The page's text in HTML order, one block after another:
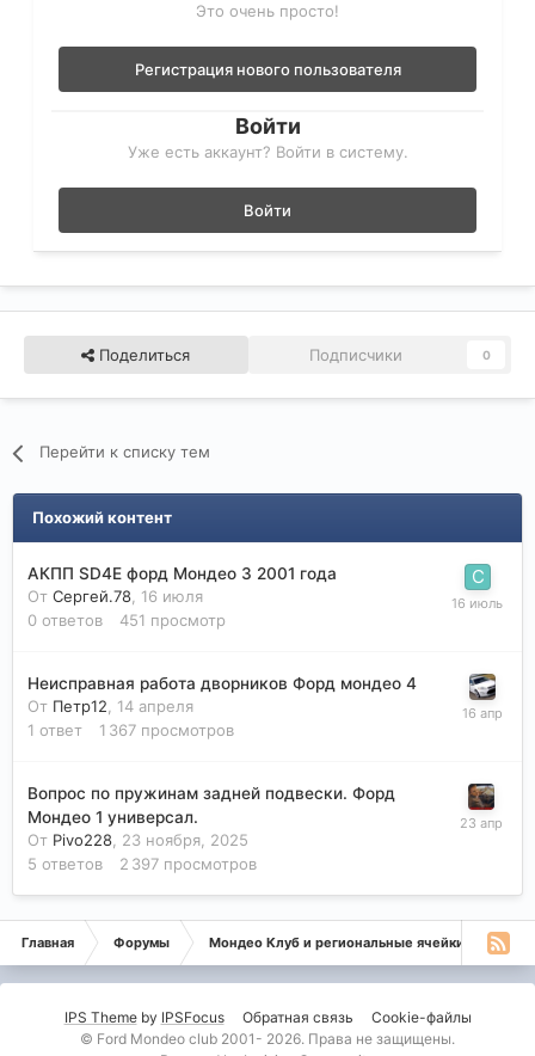
Это очень просто!
Регистрация нового пользователя
Войти
Уже есть аккаунт? Войти в систему.
Войти
Поделиться Подписчики 0
Перейти к списку тем
Похожий контент
АКПП SD4E форд Мондео 3 2001 года
От Сергей.78, 16 июля
0 ответов 451 просмотр
Неисправная работа дворников Форд мондео 4
От Петр12, 14 апреля
1 ответ 1 367 просмотров
Вопрос по пружинам задней подвески. Форд
Мондео 1 универсал.
От Pivo228, 23 ноября, 2025
5 ответов 2 397 просмотров
Главная Форумы Мондео Клуб и региональные ячейки
IPS Themeby IPSFocus Обратная связь
Cookie-файлы
© Ford Mondeo club 2001- 2026. Права не защищены.